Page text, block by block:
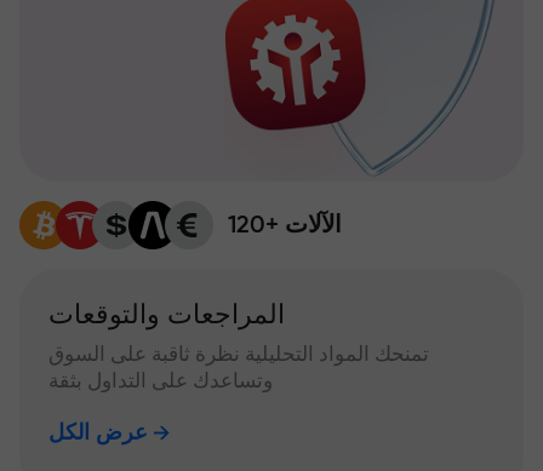
120+ الآلات
المراجعات والتوقعات
تمنحك المواد التحليلية نظرة ثاقبة على السوق
وتساعدك على التداول بثقة
عرض الكل